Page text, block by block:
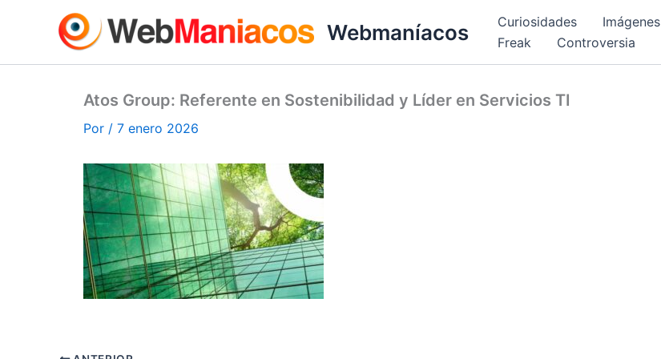
Webmaníacos Curiosidades Imágenes
Freak
Controversia
Atos Group: Referente en Sostenibilidad y Líder en Servicios TI
Por / 7 enero 2026